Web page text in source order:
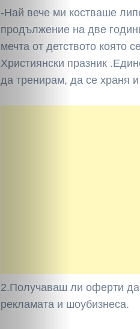
-Най вече ми костваше
продължение на две
мечта от детството която
Християнски празник
да тренирам, да се храня
2.Получаваш ли оферти
рекламата и шоубизнеса.